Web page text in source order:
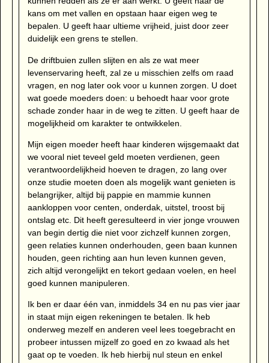
kans om met vallen en opstaan haar eigen weg te
bepalen. U geeft haar ultieme vrijheid, juist door zeer
duidelijk een grens te stellen.
De driftbuien zullen slijten en als ze wat meer
levenservaring heeft, zal ze u misschien zelfs om raad
vragen, en nog later ook voor u kunnen zorgen. U doet
wat goede moeders doen: u behoedt haar voor grote
schade zonder haar in de weg te zitten. U geeft haar de
mogelijkheid om karakter te ontwikkelen.
Mijn eigen moeder heeft haar kinderen wijsgemaakt dat
we vooral niet teveel geld moeten verdienen, geen
verantwoordelijkheid hoeven te dragen, zo lang over
onze studie moeten doen als mogelijk want genieten is
belangrijker, altijd bij pappie en mammie kunnen
aankloppen voor centen, onderdak, uitstel, troost bij
ontslag etc. Dit heeft geresulteerd in vier jonge vrouwen
van begin dertig die niet voor zichzelf kunnen zorgen,
geen relaties kunnen onderhouden, geen baan kunnen
houden, geen richting aan hun leven kunnen geven,
zich altijd verongelijkt en tekort gedaan voelen, en heel
goed kunnen manipuleren.
Ik ben er daar één van, inmiddels 34 en nu pas vier jaar
in staat mijn eigen rekeningen te betalen. Ik heb
onderweg mezelf en anderen veel lees toegebracht en
probeer intussen mijzelf zo goed en zo kwaad als het
gaat op te voeden. Ik heb hierbij nul steun en enkel